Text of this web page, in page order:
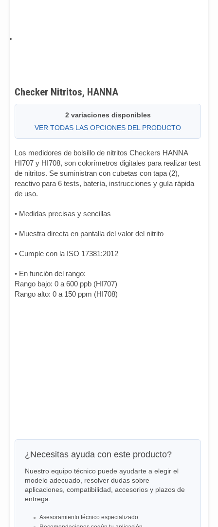
Checker Nitritos, HANNA
2 variaciones disponibles
VER TODAS LAS OPCIONES DEL PRODUCTO
Los medidores de bolsillo de nitritos Checkers HANNA
HI707 y HI708, son colorímetros digitales para realizar test
de nitritos. Se suministran con cubetas con tapa (2),
reactivo para 6 tests, batería, instrucciones y guía rápida
de uso.
• Medidas precisas y sencillas
• Muestra directa en pantalla del valor del nitrito
• Cumple con la ISO 17381:2012
• En función del rango:
Rango bajo: 0 a 600 ppb (HI707)
Rango alto: 0 a 150 ppm (HI708)
¿Necesitas ayuda con este producto?
Nuestro equipo técnico puede ayudarte a elegir el
modelo adecuado, resolver dudas sobre
aplicaciones, compatibilidad, accesorios y plazos de
entrega.
Asesoramiento técnico especializado